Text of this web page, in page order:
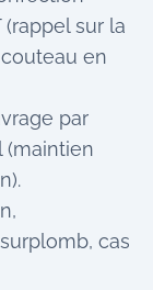
(rappel sur la
en
par
(maintien
cas